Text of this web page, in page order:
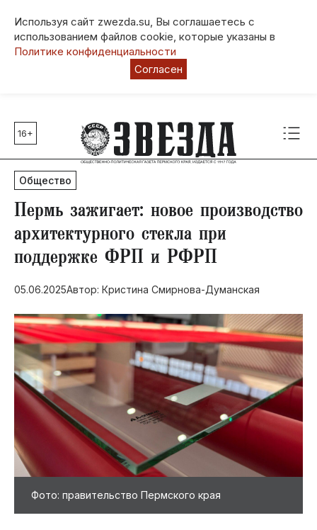
Используя сайт zwezda.su, Вы соглашаетесь с
использованием файлов cookie, которые указаны в
Политике конфиденциальности
Согласен
Главные темы
80 лет Победы
Молодежная столица РФ
СВО
Социальная поддержка
Инфраструктура
Благоустройство
16+
Общество
Пермь зажигает: новое производство
архитектурного стекла при
поддержке ФРП и РФРП
05.06.2025Автор: Кристина Смирнова-Думанская
Фото: правительство Пермского края